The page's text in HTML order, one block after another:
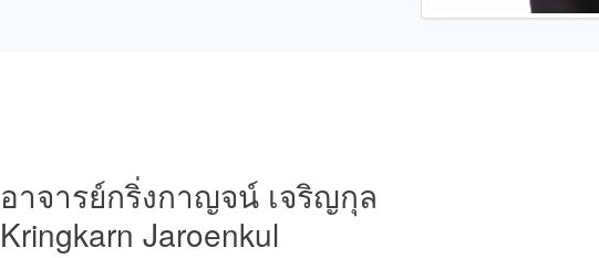
อาจารย์กริ่งกาญจน์ เจริญกุล
Kringkarn Jaroenkul